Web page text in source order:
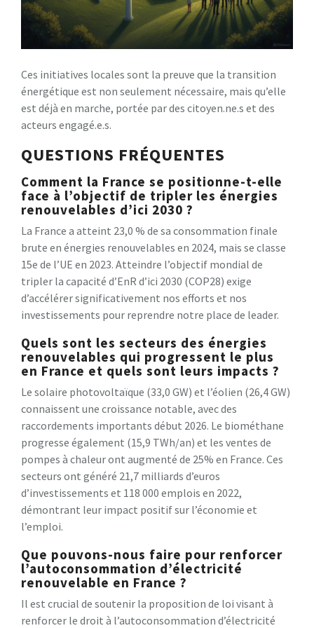
Ces initiatives locales sont la preuve que la transition
énergétique est non seulement nécessaire, mais qu’elle
est déjà en marche, portée par des citoyen.ne.s et des
acteurs engagé.e.s.
QUESTIONS FRÉQUENTES
Comment la France se positionne-t-elle
face à l’objectif de tripler les énergies
renouvelables d’ici 2030 ?
La France a atteint 23,0 % de sa consommation finale
brute en énergies renouvelables en 2024, mais se classe
15e de l’UE en 2023. Atteindre l’objectif mondial de
tripler la capacité d’EnR d’ici 2030 (COP28) exige
d’accélérer significativement nos efforts et nos
investissements pour reprendre notre place de leader.
Quels sont les secteurs des énergies
renouvelables qui progressent le plus
en France et quels sont leurs impacts ?
Le solaire photovoltaïque (33,0 GW) et l’éolien (26,4 GW)
connaissent une croissance notable, avec des
raccordements importants début 2026. Le biométhane
progresse également (15,9 TWh/an) et les ventes de
pompes à chaleur ont augmenté de 25% en France. Ces
secteurs ont généré 21,7 milliards d’euros
d’investissements et 118 000 emplois en 2022,
démontrant leur impact positif sur l’économie et
l’emploi.
Que pouvons-nous faire pour renforcer
l’autoconsommation d’électricité
renouvelable en France ?
Il est crucial de soutenir la proposition de loi visant à
renforcer le droit à l’autoconsommation d’électricité